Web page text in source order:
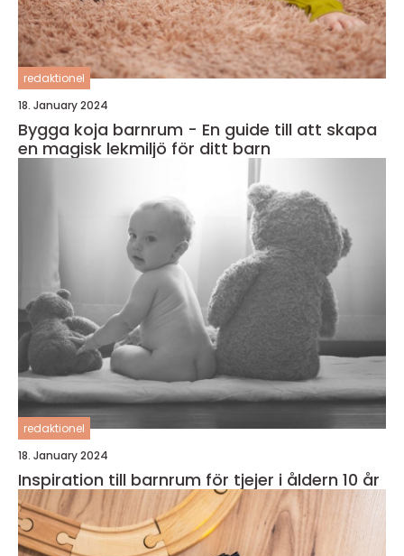
redaktionel
18. January 2024
Bygga koja barnrum - En guide till att skapa
en magisk lekmiljö för ditt barn
redaktionel
18. January 2024
Inspiration till barnrum för tjejer i åldern 10 år